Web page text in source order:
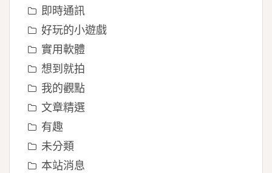
即時通訊
好玩的小遊戲
實用軟體
想到就拍
我的觀點
文章精選
有趣
未分類
本站消息